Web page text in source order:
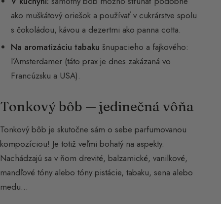
ako muškátový oriešok a používať v cukrárstve spolu
s čokoládou, kávou a dezertmi ako panna cotta.
Na aromatizáciu tabaku šnupacieho a fajkového:
l’Amsterdamer (táto prax je dnes zakázaná vo
Francúzsku a USA).
Tonkový bôb — jedinečná vôňa
Tonkový bôb je skutočne sám o sebe parfumovanou
kompozíciou! Je totiž veľmi bohatý na aspekty.
Nachádzajú sa v ňom drevité, balzamické, vanilkové,
mandľové tóny alebo tóny pistácie, tabaku, sena alebo
medu…